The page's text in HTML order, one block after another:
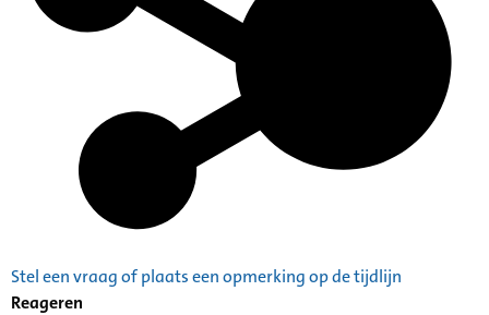
Stel een vraag of plaats een opmerking op de tijdlijn
Reageren